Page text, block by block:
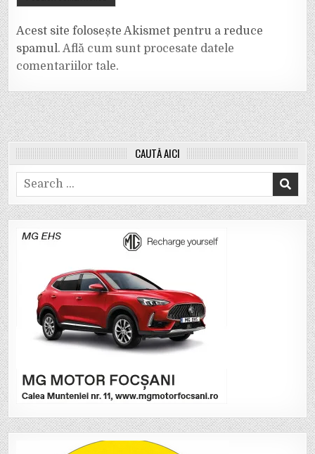
Acest site folosește Akismet pentru a reduce
spamul.Află cum sunt procesate datele
comentariilor tale.
CAUTĂ AICI
Search
for: